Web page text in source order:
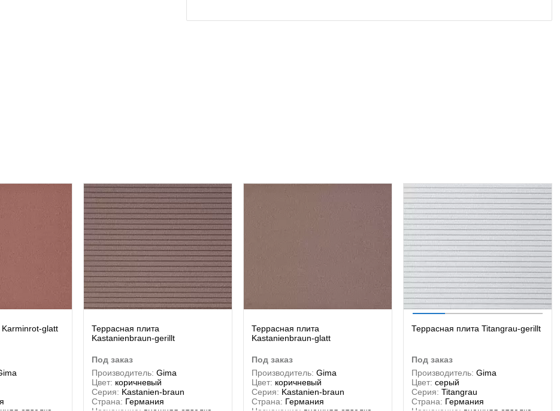
glatt
Террасная плита
Kastanienbraun-gerillt
под заказ
Производитель: Gima
Цвет: коричневый
Серия: Kastanien-braun
Страна: Германия
Террасная плита
Kastanienbraun-glatt
под заказ
Производитель: Gima
Цвет: коричневый
Серия: Kastanien-braun
Страна: Германия
Террасная плита Titangrau-gerillt
под заказ
Производитель: Gima
Цвет: серый
Серия: Titangrau
Страна: Германия